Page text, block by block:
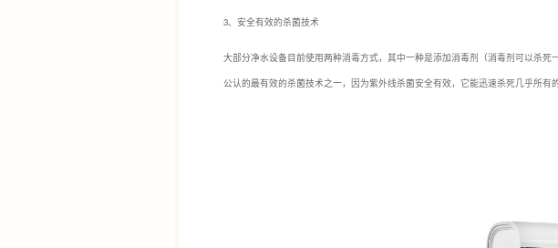
3、安全有效的杀菌技术
大部分净水设备目前使用两种消毒方式，其中一种是添加消毒剂（消毒剂可以杀
公认的最有效的杀菌技术之一，因为紫外线杀菌安全有效，它能迅速杀死几乎所有